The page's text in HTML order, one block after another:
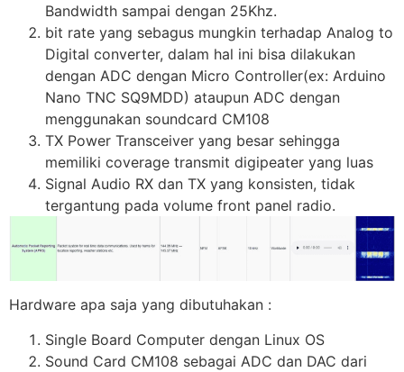
Bandwidth sampai dengan 25Khz.
bit rate yang sebagus mungkin terhadap Analog to
Digital converter, dalam hal ini bisa dilakukan
dengan ADC dengan Micro Controller(ex: Arduino
Nano TNC SQ9MDD) ataupun ADC dengan
menggunakan soundcard CM108
TX Power Transceiver yang besar sehingga
memiliki coverage transmit digipeater yang luas
Signal Audio RX dan TX yang konsisten, tidak
tergantung pada volume front panel radio.
Hardware apa saja yang dibutuhakan :
Single Board Computer dengan Linux OS
Sound Card CM108 sebagai ADC dan DAC dari